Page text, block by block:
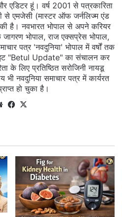
हूं। वर्ष 2001 से पत्रकारिता
से एमजेसी (मास्टर ऑफ जर्नलिज्म एंड
है। नवभारत भोपाल से अपने करियर
भोपाल, राज एक्सप्रेस भोपाल,
पत्र 'नवदुनिया' भोपाल में वर्षों तक
"Betul Update" का संचालन कर
के लिए प्रतिष्ठित सरोजिनी नायडू
भी नवदुनिया समाचार पत्र में कार्यरत
हो चुका है।
WebsiteFacebook